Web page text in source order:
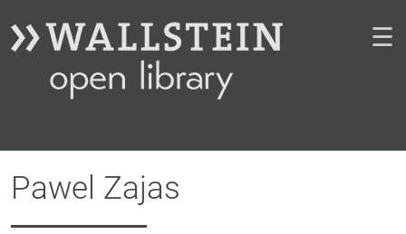
☰
Pawel Zajas